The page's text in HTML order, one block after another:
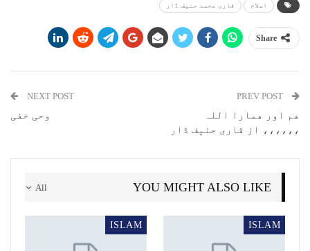
اسلام قاری محمد حنیف ڈار
Share
ھم اور ھمارا اللہ
،،،،،، از قاری حنیف ڈار
NEXT POST
وحی خفی
All YOU MIGHT ALSO LIKE
ISLAM
ISLAM